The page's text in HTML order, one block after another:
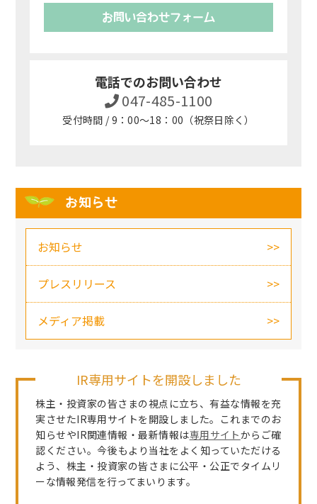
お問い合わせフォーム
電話でのお問い合わせ
047-485-1100
受付時間 / 9：00～18：00（祝祭日除く）
お知らせ
お知らせ
プレスリリース
メディア掲載
IR専用サイトを開設しました
株主・投資家の皆さまの視点に立ち、有益な情報を充
実させたIR専用サイトを開設しました。これまでのお
知らせやIR関連情報・最新情報は専用サイトからご確
認ください。今後もより当社をよく知っていただける
よう、株主・投資家の皆さまに公平・公正でタイムリ
ーな情報発信を行ってまいります。